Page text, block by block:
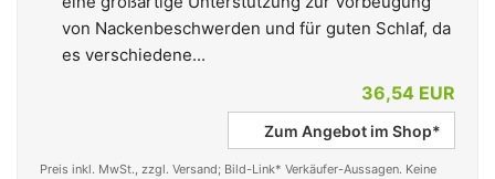
von Nackenbeschwerden und für guten Schlaf, da
es verschiedene...
36,54 EUR
Zum Angebot im Shop*
Preis inkl. MwSt., zzgl. Versand; Bild-Link* Verkäufer-Aussagen. Keine